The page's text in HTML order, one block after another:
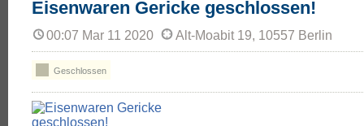
Eisenwaren Gericke geschlossen!
00:07 Mar 11 2020 Alt-Moabit 19, 10557 Berlin
Geschlossen